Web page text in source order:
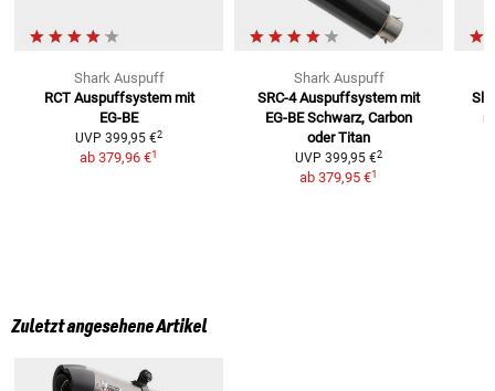
Shark Auspuff
RCT Auspuffsystem mit
EG-BE
UVP 399,95 €2
ab 379,96 €1
Shark Auspuff
SRC-4 Auspuffsystem mit
EG-BE Schwarz, Carbon
oder Titan
UVP 399,95 €2
ab 379,95 €1
Zuletzt angesehene Artikel